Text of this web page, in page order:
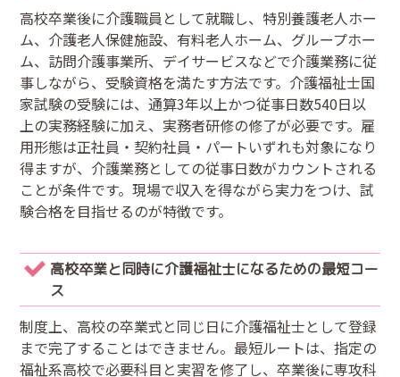
高校卒業後に介護職員として就職し、特別養護老人ホー
ム、介護老人保健施設、有料老人ホーム、グループホー
ム、訪問介護事業所、デイサービスなどで介護業務に従
事しながら、受験資格を満たす方法です。介護福祉士国
家試験の受験には、通算3年以上かつ従事日数540日以
上の実務経験に加え、実務者研修の修了が必要です。雇
用形態は正社員・契約社員・パートいずれも対象になり
得ますが、介護業務としての従事日数がカウントされる
ことが条件です。現場で収入を得ながら実力をつけ、試
験合格を目指せるのが特徴です。
高校卒業と同時に介護福祉士になるための最短コー
ス
制度上、高校の卒業式と同じ日に介護福祉士として登録
まで完了することはできません。最短ルートは、指定の
福祉系高校で必要科目と実習を修了し、卒業後に専攻科